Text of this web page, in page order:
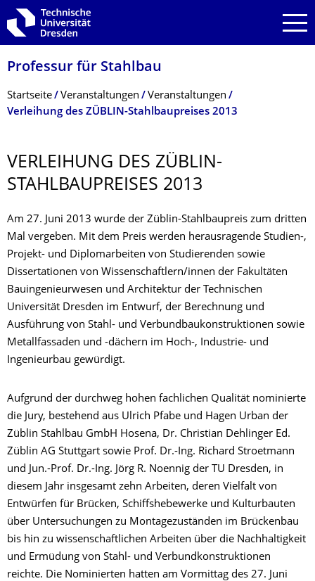
Zur Hauptnavigation springen
Zur Suche springen
Zum Inhalt springen
Professur für Stahlbau
Breadcrumb-Menü
Startseite Veranstaltungen
Veranstaltungen
Verleihung des ZÜBLIN-Stahlbaupreises 2013
VERLEIHUNG DES ZÜBLIN-
STAHLBAUPREISES 2013
Am 27. Juni 2013 wurde der Züblin-Stahlbaupreis zum dritten
Mal vergeben. Mit dem Preis werden herausragende Studien-,
Projekt- und Diplomarbeiten von Studierenden sowie
Dissertationen von Wissenschaftlern/innen der Fakultäten
Bauingenieurwesen und Architektur der Technischen
Universität Dresden im Entwurf, der Berechnung und
Ausführung von Stahl- und Verbundbaukonstruktionen sowie
Metallfassaden und -dächern im Hoch-, Industrie- und
Ingenieurbau gewürdigt.
Aufgrund der durchweg hohen fachlichen Qualität nominierte
die Jury, bestehend aus Ulrich Pfabe und Hagen Urban der
Züblin Stahlbau GmbH Hosena, Dr. Christian Dehlinger Ed.
Züblin AG Stuttgart sowie Prof. Dr.-Ing. Richard Stroetmann
und Jun.-Prof. Dr.-Ing. Jörg R. Noennig der TU Dresden, in
diesem Jahr insgesamt zehn Arbeiten, deren Vielfalt von
Entwürfen für Brücken, Schiffshebewerke und Kulturbauten
über Untersuchungen zu Montagezuständen im Brückenbau
bis hin zu wissenschaftlichen Arbeiten über die Nachhaltigkeit
und Ermüdung von Stahl- und Verbundkonstruktionen
reichte. Die Nominierten hatten am Vormittag des 27. Juni